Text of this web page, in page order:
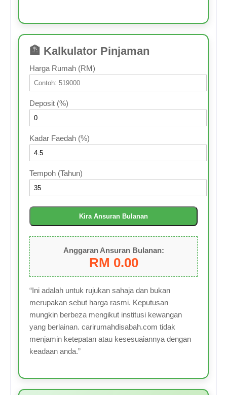
🏦 Kalkulator Pinjaman
Harga Rumah (RM)
Deposit (%)
Kadar Faedah (%)
Tempoh (Tahun)
Kira Ansuran Bulanan
Anggaran Ansuran Bulanan:
RM 0.00
“Ini adalah untuk rujukan sahaja dan bukan
merupakan sebut harga rasmi. Keputusan
mungkin berbeza mengikut institusi kewangan
yang berlainan. carirumahdisabah.com tidak
menjamin ketepatan atau kesesuaiannya dengan
keadaan anda.”